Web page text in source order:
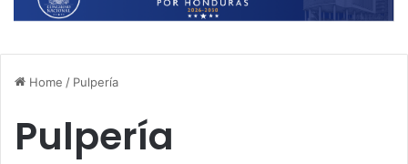
Home / Pulpería
Pulpería